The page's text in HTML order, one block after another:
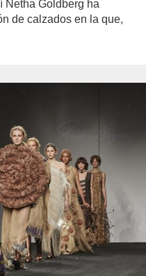
Netha Goldberg ha
de calzados en la que,